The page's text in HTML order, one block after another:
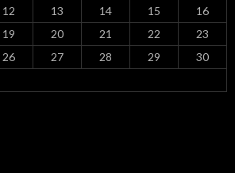
12 13 14 15
16
19 20 21 22
23
26 27 28 29
30